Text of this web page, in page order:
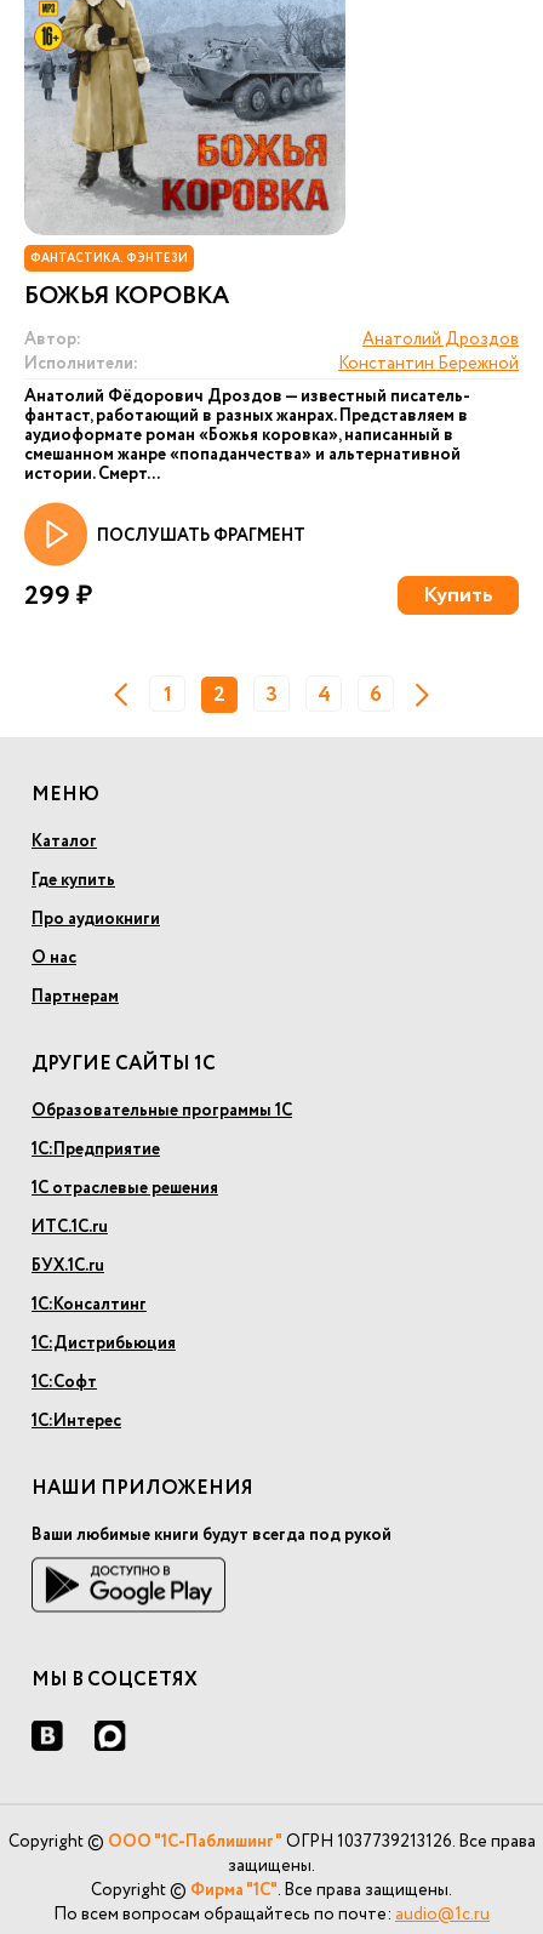
ФАНТАСТИКА. ФЭНТЕЗИ
БОЖЬЯ КОРОВКА
Автор:
Анатолий Дроздов
Исполнители:
Константин Бережной
Анатолий Фёдорович Дроздов — известный писатель-
фантаст, работающий в разных жанрах. Представляем в
аудиоформате роман «Божья коровка», написанный в
смешанном жанре «попаданчества» и альтернативной
истории. Смерт...
ПОСЛУШАТЬ ФРАГМЕНТ
299 ₽ Купить
1 2 3 4 6
МЕНЮ
Каталог
Где купить
Про аудиокниги
О нас
Партнерам
ДРУГИЕ САЙТЫ 1С
Образовательные программы 1С
1С:Предприятие
1С отраслевые решения
ИТС.1С.ru
БУХ.1С.ru
1С:Консалтинг
1С:Дистрибьюция
1С:Софт
1С:Интерес
НАШИ ПРИЛОЖЕНИЯ
Ваши любимые книги будут всегда под рукой
МЫ В СОЦСЕТЯХ
Copyright © ООО "1С-Паблишинг" ОГРН 1037739213126. Все права
защищены.
Copyright © Фирма "1С". Все права защищены.
По всем вопросам обращайтесь по почте: audio@1c.ru